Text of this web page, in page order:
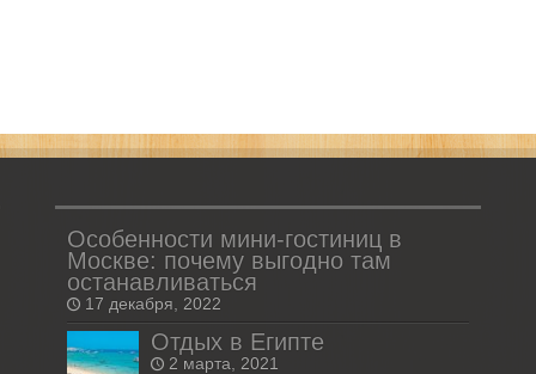
Особенности мини-гостиниц в
Москве: почему выгодно там
останавливаться
17 декабря, 2022
Отдых в Египте
2 марта, 2021